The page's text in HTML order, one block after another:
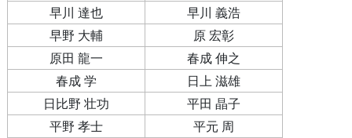
早川 達也
早川 義浩
早野 大輔
原 宏彰
原田 龍一
春成 伸之
春成 学
日上 滋雄
日比野 壮功
平田 晶子
平野 孝士
平元 周